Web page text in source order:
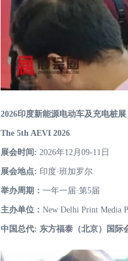
2026印度新能源电动车及充电桩展
The 5th AEVI 2026
展会时间: 2026年12月09-11日
展会地点: 印度·班加罗尔
举办周期： 一年一届·第5届
主办单位： New Delhi Print Media
中国总代: 东方福泰（北京）国际